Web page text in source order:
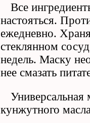
Все
настояться.
ежедневно.
стеклянном
недель. Маску
нее смазать
Универсальная
кунжутного